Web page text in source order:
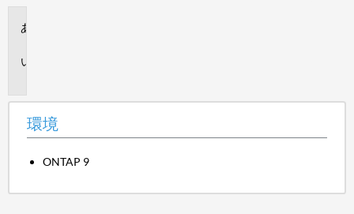
環境
ONTAP 9